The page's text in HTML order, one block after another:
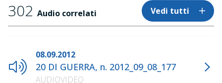
302 Audio correlati Vedi tutti
08.09.2012
20 DI GUERRA, n. 2012_09_08_177
AUDIOVIDEO